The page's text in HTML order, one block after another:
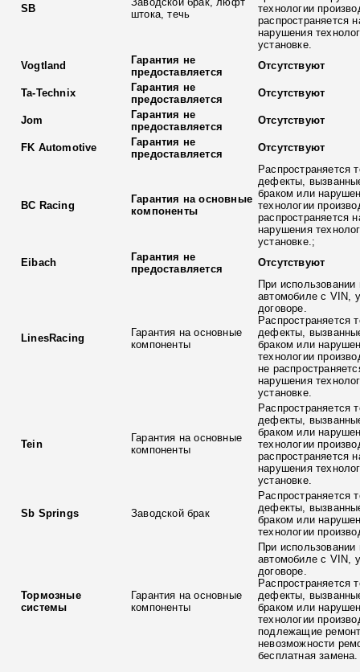
SB
штока, течь
технологии
распространяется
нарушения
установке.
Vogtland
Гарантия не
предоставляется
Отсутствуют
Ta-Technix
Гарантия не
предоставляется
Отсутствуют
Jom
Гарантия не
предоставляется
Отсутствуют
FK Automotive
Гарантия не
предоставляется
Отсутствуют
BC Racing
Гарантия на основные
компоненты
Распространяется
дефекты,
браком или
технологии
распространяется
нарушения
установке.;
Eibach
Гарантия не
предоставляется
Отсутствуют
LinesRacing
Гарантия на основные
компоненты
При использовании
автомобиле с VIN,
договоре.
Распространяется
дефекты,
браком или
технологии
не
нарушения
установке.
Tein
Гарантия на основные
компоненты
Распространяется
дефекты,
браком или
технологии
распространяется
нарушения
установке.
Sb Springs Заводской брак
Распространяется
дефекты,
браком или
технологии
Тормозные
системы
Гарантия на основные
компоненты
При использовании
автомобиле с VIN,
договоре.
Распространяется
дефекты,
браком или
технологии
подлежащие
невозможности
бесплатная замена.